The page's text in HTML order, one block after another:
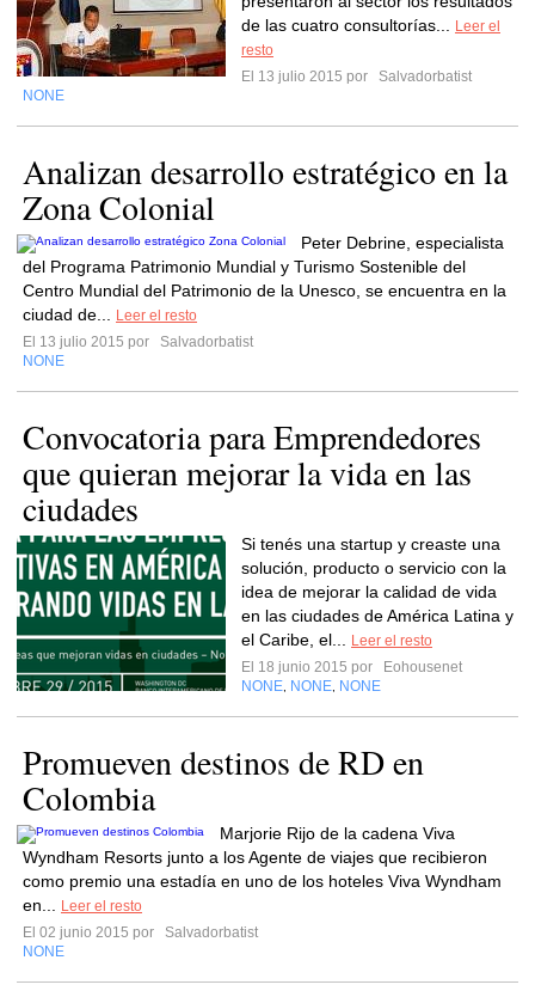
de las cuatro consultorías...
Leer el
resto
El 13 julio 2015 por
Salvadorbatist
NONE
Analizan desarrollo estratégico en la
Zona Colonial
Peter Debrine, especialista
del Programa Patrimonio Mundial y Turismo Sostenible del
Centro Mundial del Patrimonio de la Unesco, se encuentra en la
ciudad de...
Leer el resto
El 13 julio 2015 por
Salvadorbatist
NONE
Convocatoria para Emprendedores
que quieran mejorar la vida en las
ciudades
Si tenés una startup y creaste una
solución, producto o servicio con la
idea de mejorar la calidad de vida
en las ciudades de América Latina y
el Caribe, el...
Leer el resto
El 18 junio 2015 por
Eohousenet
NONE NONE NONE
Promueven destinos de RD en
Colombia
Marjorie Rijo de la cadena Viva
Wyndham Resorts junto a los Agente de viajes que recibieron
como premio una estadía en uno de los hoteles Viva Wyndham
en...
Leer el resto
El 02 junio 2015 por
Salvadorbatist
NONE